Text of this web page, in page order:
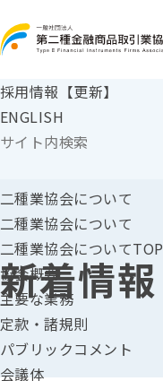
採用情報【更新】
ENGLISH
二種業協会について
二種業協会について
二種業協会についてTOP
協会概要
主要な業務
定款・諸規則
パブリックコメント
会議体
新着情報